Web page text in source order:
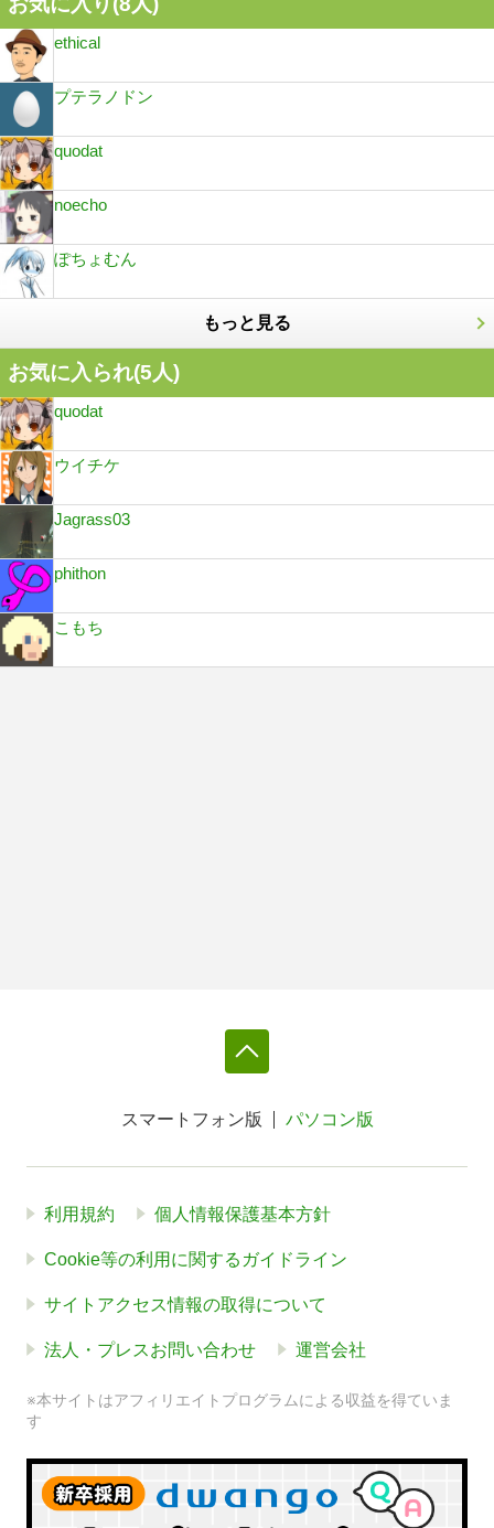
ethical
プテラノドン
quodat
noecho
ぽちょむん
もっと見る
お気に入られ(5人)
quodat
ウイチケ
Jagrass03
phithon
こもち
スマートフォン版 パソコン版
利用規約 個人情報保護基本方針
Cookie等の利用に関するガイドライン
サイトアクセス情報の取得について
法人・プレスお問い合わせ 運営会社
※本サイトはアフィリエイトプログラムによる収益を得ていま
す